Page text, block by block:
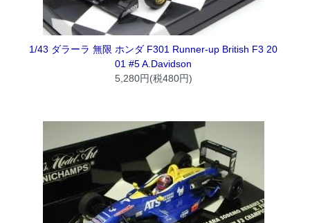
1/43 ダラーラ 無限 ホンダ F301 Runner-up British F3 20
01 #5 A.Davidson
5,280円(税480円)